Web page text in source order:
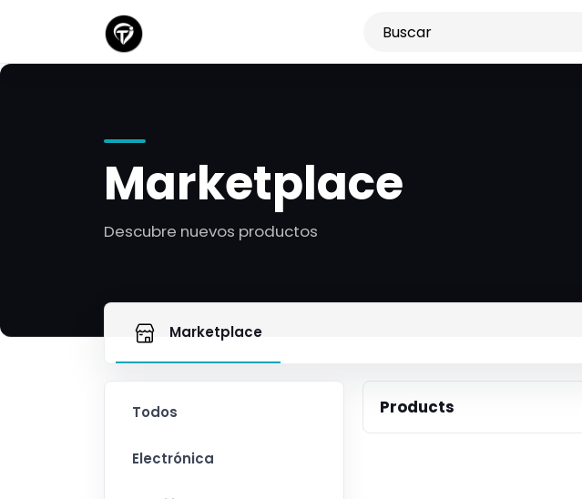
Marketplace
Descubre nuevos productos
Marketplace
Todos
Electrónica
Products